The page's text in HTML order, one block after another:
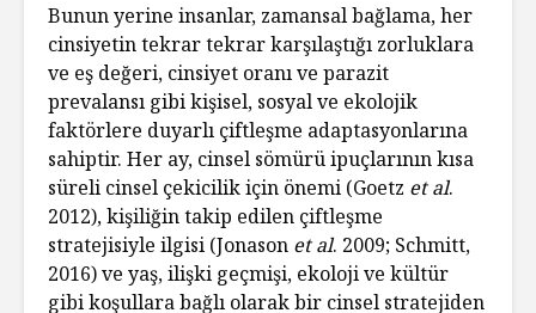
Bunun yerine insanlar, zamansal bağlama, her
cinsiyetin tekrar tekrar karşılaştığı zorluklara
ve eş değeri, cinsiyet oranı ve parazit
prevalansı gibi kişisel, sosyal ve ekolojik
faktörlere duyarlı çiftleşme adaptasyonlarına
sahiptir. Her ay, cinsel sömürü ipuçlarının kısa
süreli cinsel çekicilik için önemi (Goetz et al.
2012), kişiliğin takip edilen çiftleşme
stratejisiyle ilgisi (Jonason et al. 2009; Schmitt,
2016) ve yaş, ilişki geçmişi, ekoloji ve kültür
gibi koşullara bağlı olarak bir cinsel stratejiden